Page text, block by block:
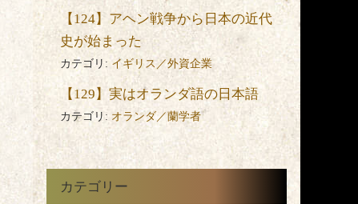
【124】アヘン戦争から日本の近代
史が始まった
カテゴリ: イギリス／外資企業
【129】実はオランダ語の日本語
カテゴリ: オランダ／蘭学者
カテゴリー